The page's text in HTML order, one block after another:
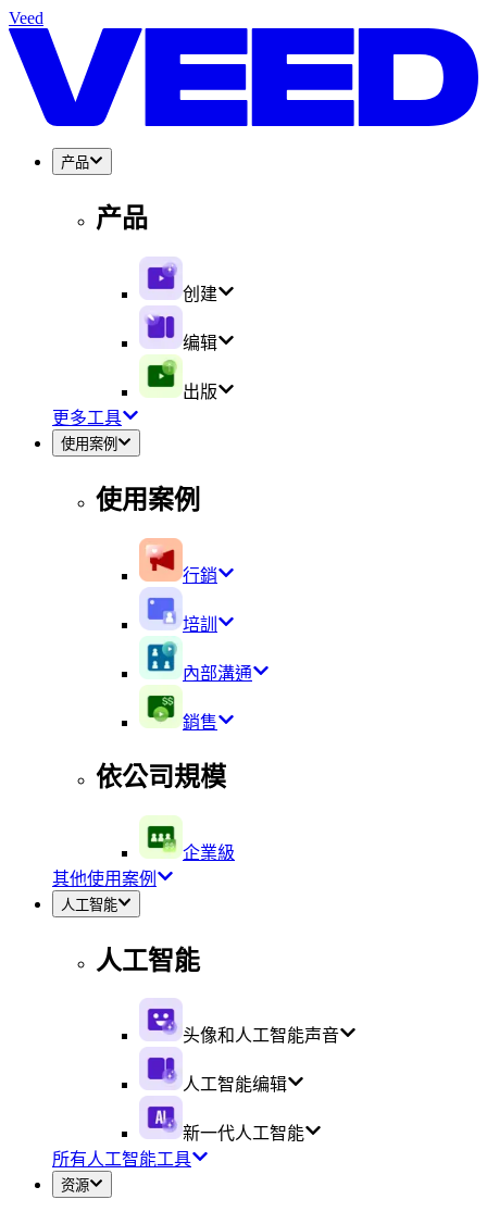
Veed
产品
产品
创建
编辑
出版
更多工具
使用案例
使用案例
行銷
培訓
內部溝通
銷售
依公司規模
企業級
其他使用案例
人工智能
人工智能
头像和人工智能声音
人工智能编辑
新一代人工智能
所有人工智能工具
资源